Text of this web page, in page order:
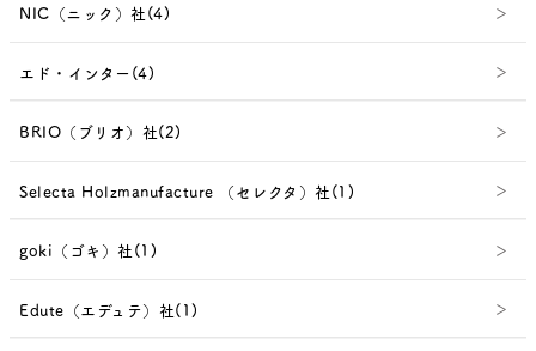
NIC（ニック）社(4)
エド・インター(4)
BRIO（ブリオ）社(2)
Selecta Holzmanufacture （セレクタ）社(1)
goki（ゴキ）社(1)
Edute（エデュテ）社(1)